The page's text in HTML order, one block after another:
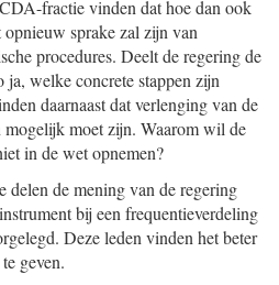
fractie vinden dat hoe dan ook
sprake zal zijn van
procedures. Deelt de regering de
ja, welke concrete stappen zijn
daarnaast dat verlenging van de
moet zijn. Waarom wil de
in de wet opnemen?
de mening van de regering
bij een frequentieverdeling
Deze leden vinden het beter
geven.